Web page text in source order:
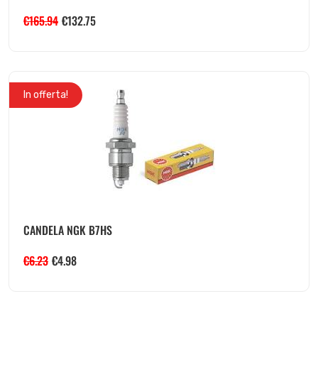
€165.94 €132.75
In offerta!
CANDELA NGK B7HS
€6.23 €4.98